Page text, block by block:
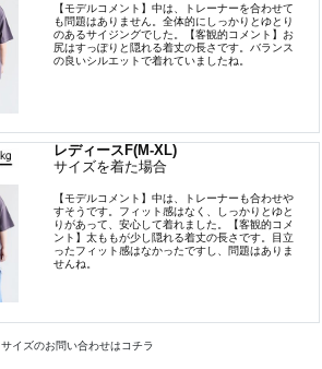
【モデルコメント】中は、トレーナーを合わせて
も問題はありません。全体的にしっかりとゆとり
のあるサイジングでした。【客観的コメント】お
尻はすっぽりと隠れる着丈の長さです。バランス
の良いシルエットで着れていましたね。
レディースF(M-XL)
サイズを着た場合
【モデルコメント】中は、トレーナーも合わせや
すそうです。フィット感はなく、しっかりとゆと
りがあって、安心して着れました。【客観的コメ
ント】太ももが少し隠れる着丈の長さです。目立
ったフィット感はなかったですし、問題はありま
せんね。
サイズのお問い合わせはコチラ